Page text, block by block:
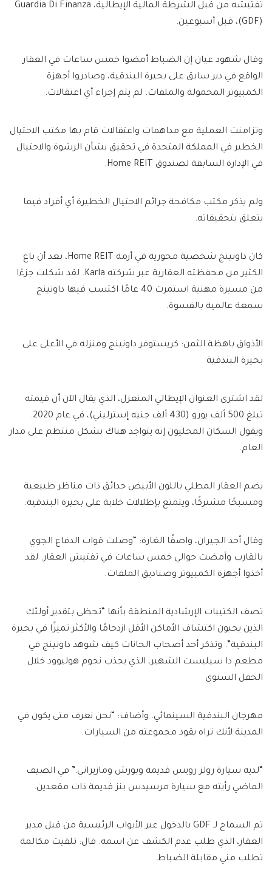
تفتيشه من قبل الشرطة المالية الإيطالية، Guardia Di Finanza
(GDF)، قبل أسبوعين.
وقال شهود عيان إن الضباط أمضوا خمس ساعات في العقار
الواقع في دير سابق على بحيرة البندقية، وصادروا أجهزة
الكمبيوتر المحمولة والملفات. لم يتم إجراء أي اعتقالات.
وتزامنت العملية مع مداهمات واعتقالات قام بها مكتب الاحتيال
الخطير في المملكة المتحدة في تحقيق بشأن الرشوة والاحتيال
في الإدارة السابقة لصندوق Home REIT.
ولم يذكر مكتب مكافحة جرائم الاحتيال الخطيرة أي أفراد فيما
يتعلق بتحقيقاته.
كان داونينج شخصية محورية في أزمة Home REIT، بعد أن باع
الكثير من محفظته العقارية عبر شركته Karla. لقد شكلت جزءًا
من مسيرة مهنية استمرت 40 عامًا اكتسب فيها داونينج
سمعة عالمية بالقسوة.
الأذواق باهظة الثمن: كريستوفر داونينج ومنزله في الأعلى على
بحيرة البندقية
لقد اشترى العنوان الإيطالي المنعزل، الذي يقال الآن أن قيمته
تبلغ 500 ألف يورو (430 ألف جنيه إسترليني)، في عام 2020.
ويقول السكان المحليون إنه يتواجد هناك بشكل منتظم على مدار
العام.
يضم العقار المطلي باللون الأبيض حدائق ذات مناظر طبيعية
ومسبحًا مشتركًا، ويتمتع بإطلالات خلابة على بحيرة البندقية.
وقال أحد الجيران، واصفًا الغارة: “وصلت قوات الدفاع الجوي
بالقارب وأمضت حوالي خمس ساعات في تفتيش العقار. لقد
أخذوا أجهزة الكمبيوتر وصناديق الملفات.
تصف الكتيبات الإرشادية المنطقة بأنها “تحظى بتقدير أولئك
الذين يحبون اكتشاف الأماكن الأقل ازدحامًا والأكثر تميزًا في بحيرة
البندقية”. وتذكر أحد أصحاب الحانات كيف شوهد داونينج في
مطعم دا سيليست الشهير، الذي يجذب نجوم هوليوود خلال
الحفل السنوي
مهرجان البندقية السينمائي. وأضاف: “نحن نعرف متى يكون في
المدينة لأنك تراه يقود مجموعته من السيارات.
“لديه سيارة رولز رويس قديمة وبورش ومازيراتي.” في الصيف
الماضي رأيته مع سيارة مرسيدس بنز قديمة ذات مقعدين.
تم السماح لـ GDF بالدخول عبر الأبواب الرئيسية من قبل مدير
العقار، الذي طلب عدم الكشف عن اسمه. قال: تلقيت مكالمة
تطلب مني مقابلة الضباط.